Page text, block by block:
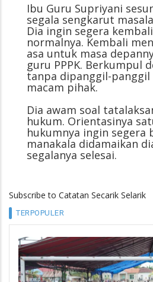
Ibu Guru Supriyani
segala sengkarut
Dia ingin segera
normalnya. Kembali
asa untuk masa
guru PPPK. Berkumpul
tanpa dipanggil-panggil
macam pihak.
Dia awam soal
hukum. Orientasinya
hukumnya ingin segera
manakala didamaikan
segalanya selesai.
Subscribe to Catatan Secarik Selarik
TERPOPULER